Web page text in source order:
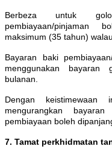
Berbeza untuk
pembiayaan/pinjaman
maksimum (35 tahun)
Bayaran baki
menggunakan bayaran
bulanan.
Dengan
mengurangkan
pembiayaan boleh
7. Tamat perkhidmatan